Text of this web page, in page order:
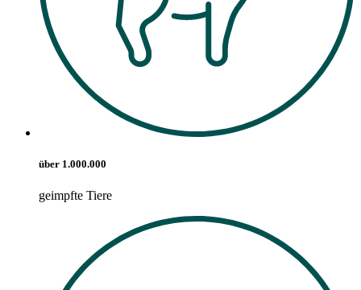
über 1.000.000
geimpfte Tiere